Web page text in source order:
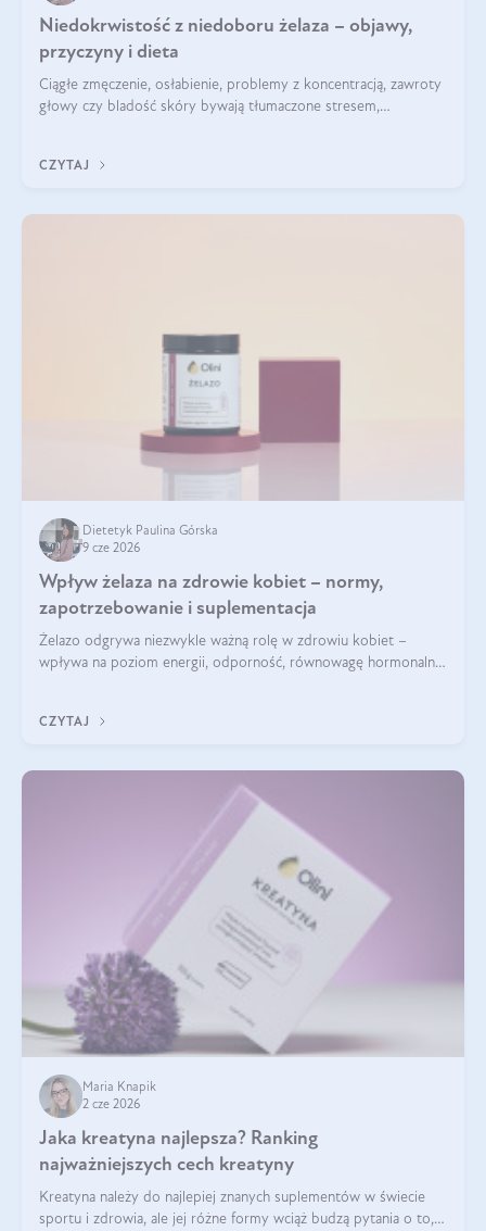
Niedokrwistość z niedoboru żelaza – objawy,
przyczyny i dieta
Ciągłe zmęczenie, osłabienie, problemy z koncentracją, zawroty
głowy czy bladość skóry bywają tłumaczone stresem,
CZYTAJ
Dietetyk Paulina Górska
9 cze 2026
Wpływ żelaza na zdrowie kobiet – normy,
zapotrzebowanie i suplementacja
Żelazo odgrywa niezwykle ważną rolę w zdrowiu kobiet –
wpływa na poziom energii, odporność, równowagę hormonalną
zawrotów głowy czy problemów z
CZYTAJ
Maria Knapik
2 cze 2026
Jaka kreatyna najlepsza? Ranking
najważniejszych cech kreatyny
Kreatyna należy do najlepiej znanych suplementów w świecie
sportu i zdrowia, ale jej różne formy wciąż budzą pytania o to,